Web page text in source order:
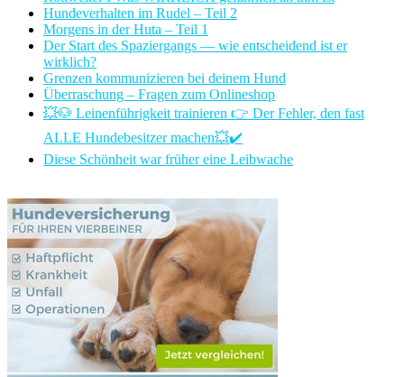
Hundeverhalten im Rudel – Teil 2
Morgens in der Huta – Teil 1
Der Start des Spaziergangs — wie entscheidend ist er
wirklich?
Grenzen kommunizieren bei deinem Hund
Überraschung – Fragen zum Onlineshop
💥🐶 Leinenführigkeit trainieren 👉 Der Fehler, den fast
ALLE Hundebesitzer machen💥✔️
Diese Schönheit war früher eine Leibwache